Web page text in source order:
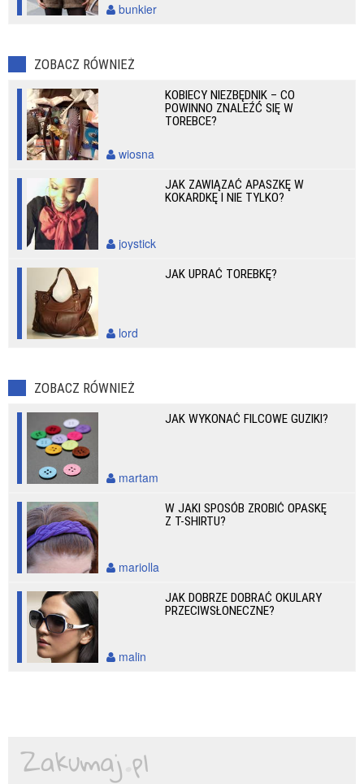
bunkier
ZOBACZ RÓWNIEŻ
KOBIECY NIEZBĘDNIK – CO
POWINNO ZNALEŹĆ SIĘ W
TOREBCE?
wiosna
JAK ZAWIĄZAĆ APASZKĘ W
KOKARDKĘ I NIE TYLKO?
joystick
JAK UPRAĆ TOREBKĘ?
lord
ZOBACZ RÓWNIEŻ
JAK WYKONAĆ FILCOWE GUZIKI?
martam
W JAKI SPOSÓB ZROBIĆ OPASKĘ
Z T-SHIRTU?
mariolla
JAK DOBRZE DOBRAĆ OKULARY
PRZECIWSŁONECZNE?
malin